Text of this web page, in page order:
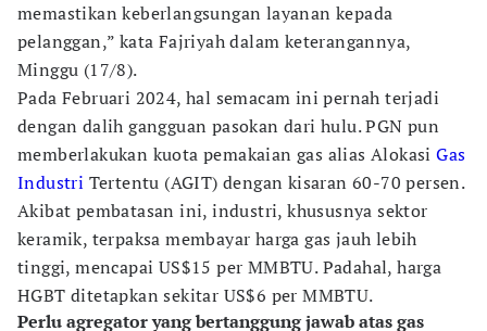
memastikan keberlangsungan layanan kepada
pelanggan,” kata Fajriyah dalam keterangannya,
Minggu (17/8).
Pada Februari 2024, hal semacam ini pernah terjadi
dengan dalih gangguan pasokan dari hulu. PGN pun
memberlakukan kuota pemakaian gas alias AlokasiGas
Industri Tertentu (AGIT) dengan kisaran 60-70 persen.
Akibat pembatasan ini, industri, khususnya sektor
keramik, terpaksa membayar harga gas jauh lebih
tinggi, mencapai US$15 per MMBTU. Padahal, harga
HGBT ditetapkan sekitar US$6 per MMBTU.
Perlu agregator yang bertanggung jawab atas gas